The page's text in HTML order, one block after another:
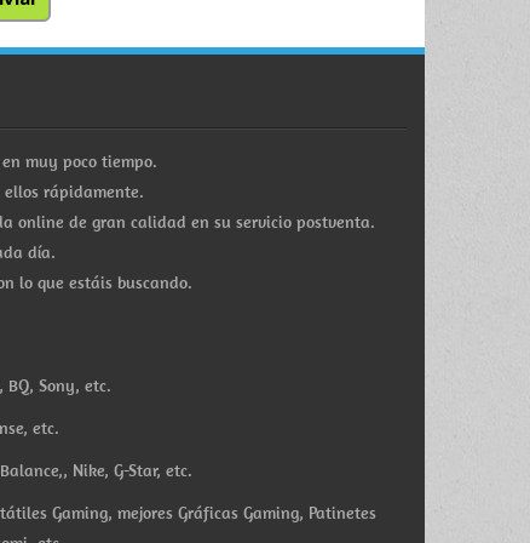
muy poco tiempo.
ellos rápidamente.
online de gran calidad en su servicio postventa.
día.
lo que estáis buscando.
Sony, etc.
etc.
Nike, G-Star, etc.
Gaming, mejores Gráficas Gaming, Patinetes